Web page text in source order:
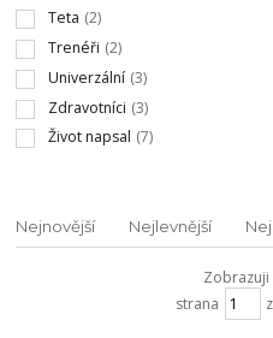
Teta (2)
Trenéři (2)
Univerzální (3)
Zdravotníci (3)
Život napsal (7)
Nejnovější Nejlevnější
Zobrazuji
strana